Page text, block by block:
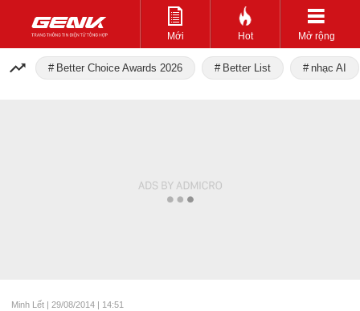
Mới Hot Mở rộng
Better Choice Awards 2026 Better List nhạc AI
Minh Lết | 29/08/2014 | 14:51